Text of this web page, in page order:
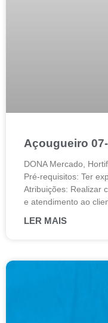
Açougueiro
DONA Mercado,
Pré-requisitos: Ter
Atribuições: Realizar
e atendimento ao
LER MAIS